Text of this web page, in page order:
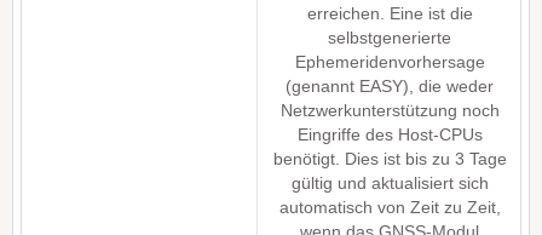
erreichen. Eine ist die
selbstgenerierte
Ephemeridenvorhersage
(genannt EASY), die weder
Netzwerkunterstützung noch
Eingriffe des Host-CPUs
benötigt. Dies ist bis zu 3 Tage
gültig und aktualisiert sich
automatisch von Zeit zu Zeit,
wenn das GNSS-Modul